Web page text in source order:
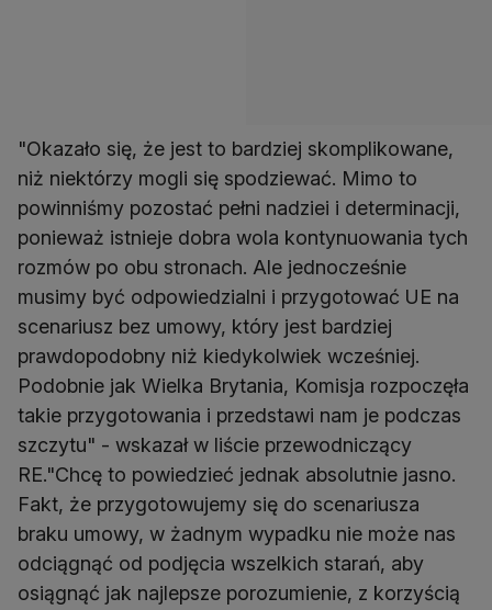
"Okazało się, że jest to bardziej skomplikowane,
niż niektórzy mogli się spodziewać. Mimo to
powinniśmy pozostać pełni nadziei i determinacji,
ponieważ istnieje dobra wola kontynuowania tych
rozmów po obu stronach. Ale jednocześnie
musimy być odpowiedzialni i przygotować UE na
scenariusz bez umowy, który jest bardziej
prawdopodobny niż kiedykolwiek wcześniej.
Podobnie jak Wielka Brytania, Komisja rozpoczęła
takie przygotowania i przedstawi nam je podczas
szczytu" - wskazał w liście przewodniczący
RE."Chcę to powiedzieć jednak absolutnie jasno.
Fakt, że przygotowujemy się do scenariusza
braku umowy, w żadnym wypadku nie może nas
odciągnąć od podjęcia wszelkich starań, aby
osiągnąć jak najlepsze porozumienie, z korzyścią